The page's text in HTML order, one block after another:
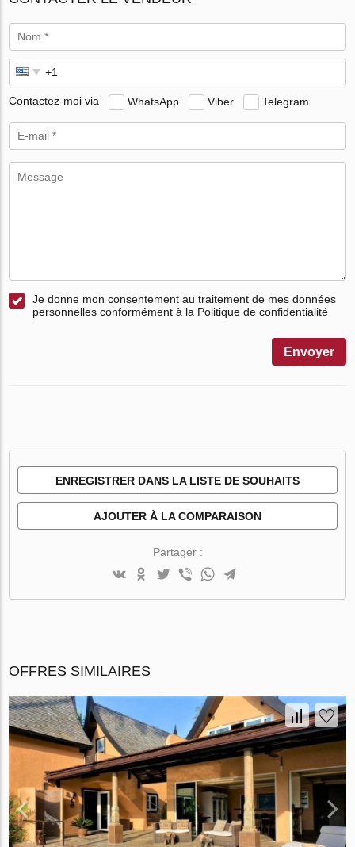
Contactez-moi via WhatsApp Viber Telegram
Je donne mon consentement au traitement de mes données
personnelles conformément à la Politique de confidentialité
Envoyer
ENREGISTRER DANS LA LISTE DE SOUHAITS
AJOUTER À LA COMPARAISON
Partager :
OFFRES SIMILAIRES